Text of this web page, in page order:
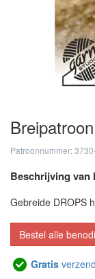
Patroonnummer:
Beschrijving van
Gebreide DROPS
Bestel alle
Gratis